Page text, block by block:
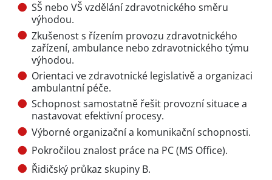
SŠ nebo VŠ vzdělání zdravotnického směru
výhodou.
Zkušenost s řízením provozu zdravotnického
zařízení, ambulance nebo zdravotnického týmu
výhodou.
Orientaci ve zdravotnické legislativě a organizaci
ambulantní péče.
Schopnost samostatně řešit provozní situace a
nastavovat efektivní procesy.
Výborné organizační a komunikační schopnosti.
Pokročilou znalost práce na PC (MS Office).
Řidičský průkaz skupiny B.